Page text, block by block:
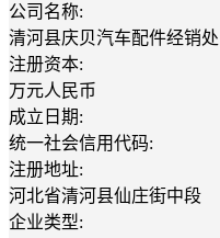
公司名称:
清河县庆贝汽车配件经销处
注册资本:
万元人民币
成立日期:
统一社会信用代码:
注册地址:
河北省清河县仙庄街中段
企业类型: